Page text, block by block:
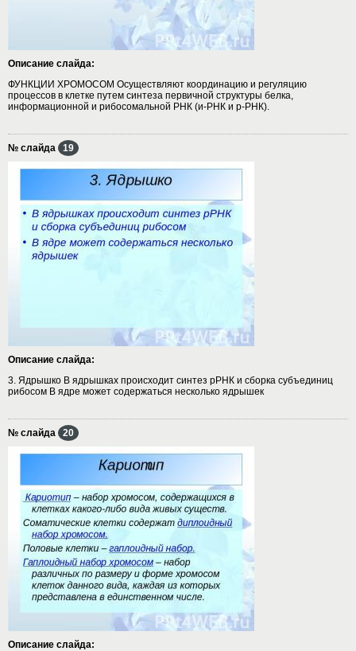
Описание слайда:
ФУНКЦИИ ХРОМОСОМ Осуществляют координацию и регуляцию
процессов в клетке путем синтеза первичной структуры белка,
информационной и рибосомальной РНК (и-РНК и р-РНК).
№ слайда 19
Описание слайда:
3. Ядрышко В ядрышках происходит синтез рРНК и сборка субъединиц
рибосом В ядре может содержаться несколько ядрышек
№ слайда 20
Описание слайда: